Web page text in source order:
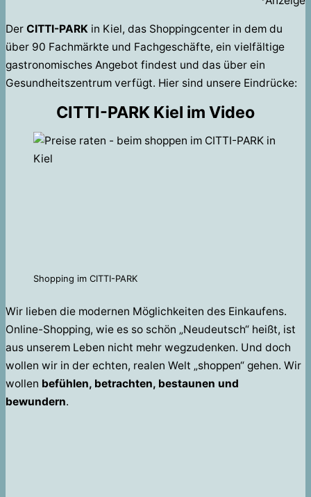
Der CITTI-PARK in Kiel, das Shoppingcenter in dem du
über 90 Fachmärkte und Fachgeschäfte, ein vielfältige
gastronomisches Angebot findest und das über ein
Gesundheitszentrum verfügt. Hier sind unsere Eindrücke:
CITTI-PARK Kiel im Video
Shopping im CITTI-PARK
Wir lieben die modernen Möglichkeiten des Einkaufens.
Online-Shopping, wie es so schön „Neudeutsch“ heißt, ist
aus unserem Leben nicht mehr wegzudenken. Und doch
wollen wir in der echten, realen Welt „shoppen“ gehen. Wir
wollen befühlen, betrachten, bestaunen und
bewundern.